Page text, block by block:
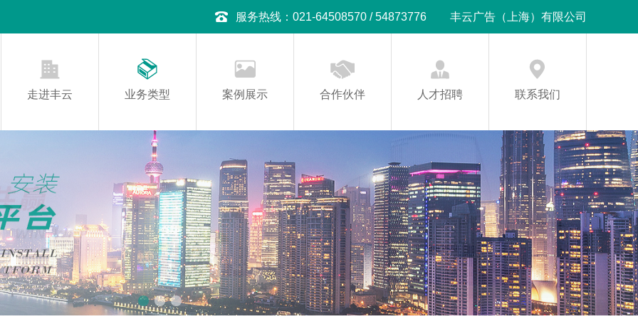
服务热线：021-64508570 / 54873776 丰云广告（上海）有限公司
走进丰云 业务类型 案例展示 合作伙伴 人才招聘 联系我们